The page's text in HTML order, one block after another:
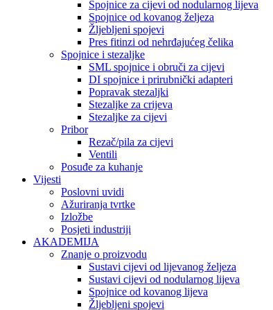
Spojnice za cijevi od nodularnog lijeva
Spojnice od kovanog željeza
Žljebljeni spojevi
Pres fitinzi od nehrđajućeg čelika
Spojnice i stezaljke
SML spojnice i obruči za cijevi
DI spojnice i prirubnički adapteri
Popravak stezaljki
Stezaljke za crijeva
Stezaljke za cijevi
Pribor
Rezač/pila za cijevi
Ventili
Posuđe za kuhanje
Vijesti
Poslovni uvidi
Ažuriranja tvrtke
Izložbe
Posjeti industriji
AKADEMIJA
Znanje o proizvodu
Sustavi cijevi od lijevanog željeza
Sustavi cijevi od nodularnog lijeva
Spojnice od kovanog lijeva
Žljebljeni spojevi